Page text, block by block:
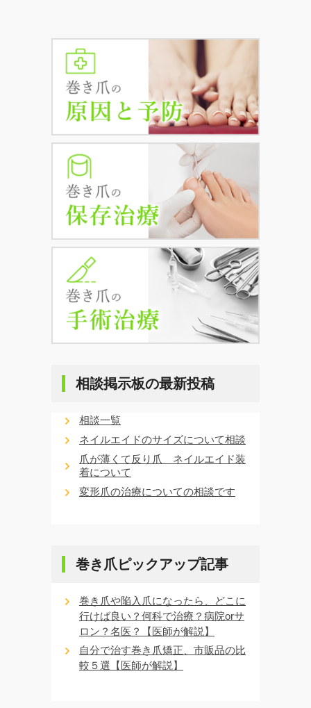
相談掲示板の最新投稿
相談一覧
ネイルエイドのサイズについて相談
爪が薄くて反り爪 ネイルエイド装
着について
変形爪の治療についての相談です
巻き爪ピックアップ記事
巻き爪や陥入爪になったら、どこに
行けば良い？何科で治療？病院orサ
ロン？名医？【医師が解説】
自分で治す巻き爪矯正、市販品の比
較５選【医師が解説】